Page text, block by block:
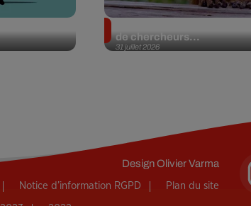
31 juillet 2026
de chercheurs...
DesignOlivier Varma
Notice d’information RGPD Plan du site